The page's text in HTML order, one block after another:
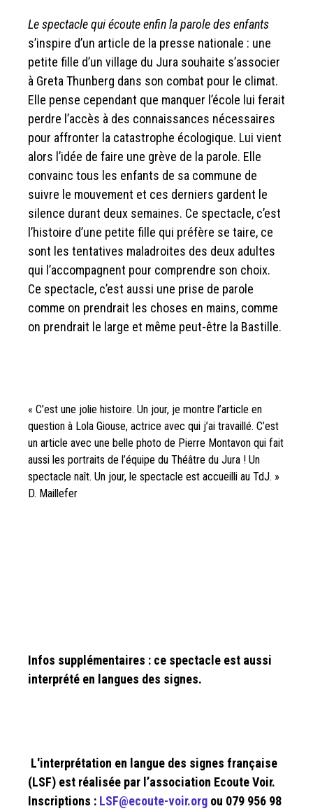
Le spectacle qui écoute enfin la paroledes enfants
s’inspire d’un article de la presse nationale : une
petite fille d’un village du Jura souhaite s’associer
à Greta Thunberg dans son combat pour le climat.
Elle pense cependant que manquer l’école lui ferait
perdre l’accès à des connaissances nécessaires
pour affronter la catastrophe écologique. Lui vient
alors l’idée de faire une grève de la parole. Elle
convainc tous les enfants de sa commune de
suivre le mouvement et ces derniers gardent le
silence durant deux semaines. Ce spectacle, c’est
l’histoire d’une petite fille qui préfère se taire, ce
sont les tentatives maladroites des deux adultes
qui l’accompagnent pour comprendre son choix.
Ce spectacle, c’est aussi une prise de parole
comme on prendrait les choses en mains, comme
on prendrait le large et même peut-être la Bastille.
« C’est une jolie histoire. Un jour, je montre l’article en
question à Lola Giouse, actrice avec qui j’ai travaillé. C’est
un article avec une belle photo de Pierre Montavon qui fait
aussi les portraits de l’équipe du Théâtre du Jura ! Un
spectacle naît. Un jour, le spectacle est accueilli au TdJ. »
D. Maillefer
Infos supplémentaires : ce spectacle est aussi
interprété en langues des signes.
L'interprétation en langue des signes française
(LSF) est réalisée par l’association Ecoute Voir.
Inscriptions : LSF@ecoute-voir.org ou 079 956 98